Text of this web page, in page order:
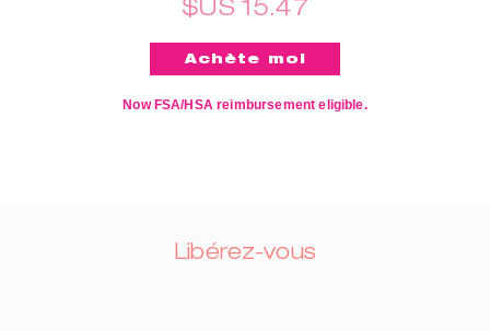
$US 15.47
Now FSA/HSA reimbursement eligible.
Libérez-vous